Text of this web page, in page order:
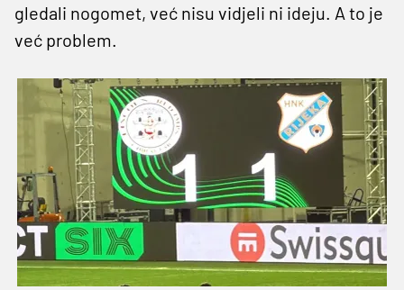
gledali nogomet, već nisu vidjeli ni ideju. A to je
već problem.